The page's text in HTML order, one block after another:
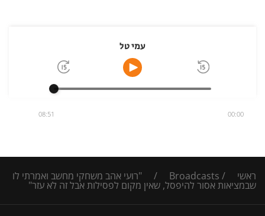
עמי טל
00:00
08:51
ראשי /
Broadcasts
/ "רועי אהב משחקי מחשב ואמרתי לו
שבמציאות אסור להיפסל, שאין מקום לפסילות אבל זה לא עזר"